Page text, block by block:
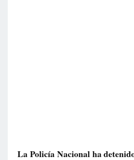
La Policía Nacional ha